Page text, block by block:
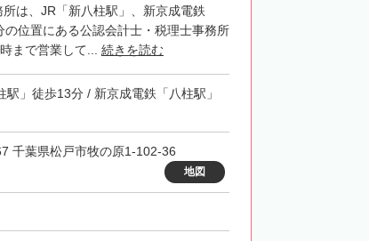
は、JR「新八柱駅」、新京成電鉄
の位置にある公認会計士・税理士事務所
まで営業して... 続きを読む
駅」徒歩13分 / 新京成電鉄「八柱駅」
千葉県松戸市牧の原1-102-36
地図